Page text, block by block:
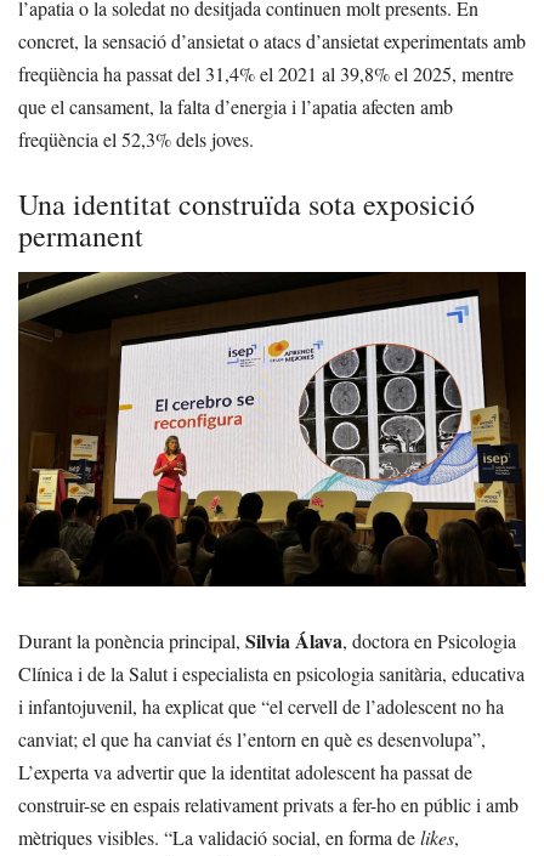
l’apatia o la soledat no desitjada continuen molt presents. En
concret, la sensació d’ansietat o atacs d’ansietat experimentats amb
freqüència ha passat del 31,4% el 2021 al 39,8% el 2025, mentre
que el cansament, la falta d’energia i l’apatia afecten amb
freqüència el 52,3% dels joves.
Una identitat construïda sota exposició
permanent
Durant la ponència principal, Silvia Álava, doctora en Psicologia
Clínica i de la Salut i especialista en psicologia sanitària, educativa
i infantojuvenil, ha explicat que “el cervell de l’adolescent no ha
canviat; el que ha canviat és l’entorn en què es desenvolupa”,
L’experta va advertir que la identitat adolescent ha passat de
construir-se en espais relativament privats a fer-ho en públic i amb
mètriques visibles. “La validació social, en forma delikes,